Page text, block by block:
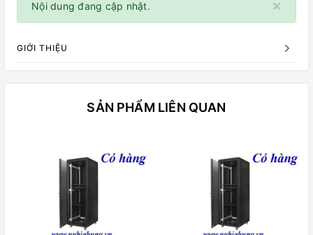
×
Nội dung đang cập nhật.
GIỚI THIỆU
SẢN PHẨM LIÊN QUAN